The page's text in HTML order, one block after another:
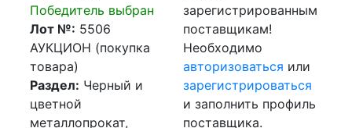
Победитель выбран
Лот №: 5506
АУКЦИОН (покупка
товара)
Раздел: Черный и
цветной
металлопрокат,
зарегистрированным
поставщикам!
Необходимо
авторизоваться или
зарегистрироваться
и заполнить профиль
поставщика.